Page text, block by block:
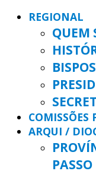
REGIONAL
QUEM
BISPOS
COMISSÕES
ARQUI /